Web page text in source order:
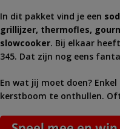
In dit pakket vind je een
grillijzer, thermofles,
slowcooker. Bij elkaar
345. Dat zijn nog eens
En wat jij moet doen? Enkel
kerstboom te onthullen.